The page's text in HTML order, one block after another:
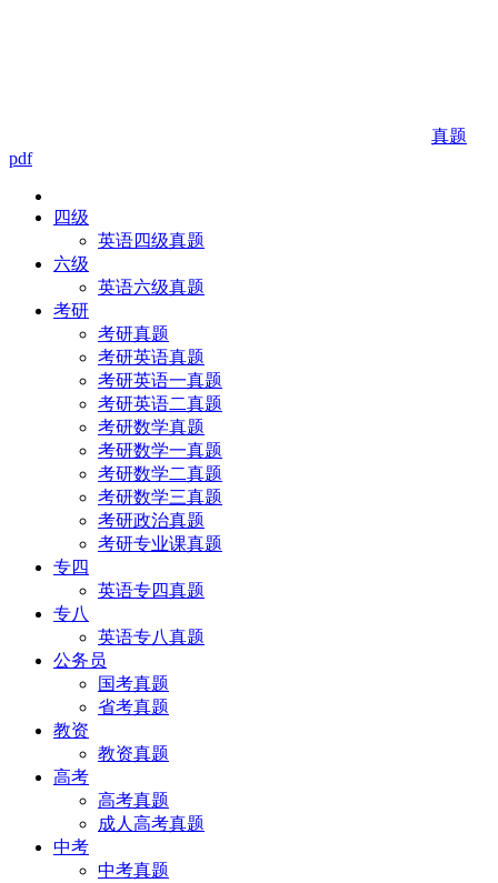
真题
pdf
四级
英语四级真题
六级
英语六级真题
考研
考研真题
考研英语真题
考研英语一真题
考研英语二真题
考研数学真题
考研数学一真题
考研数学二真题
考研数学三真题
考研政治真题
考研专业课真题
专四
英语专四真题
专八
英语专八真题
公务员
国考真题
省考真题
教资
教资真题
高考
高考真题
成人高考真题
中考
中考真题